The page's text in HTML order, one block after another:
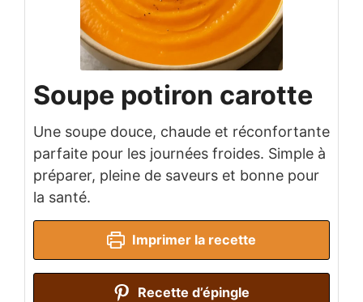
Soupe potiron carotte
Une soupe douce, chaude et réconfortante
parfaite pour les journées froides. Simple à
préparer, pleine de saveurs et bonne pour
la santé.
Imprimer la recette
Recette d’épingle